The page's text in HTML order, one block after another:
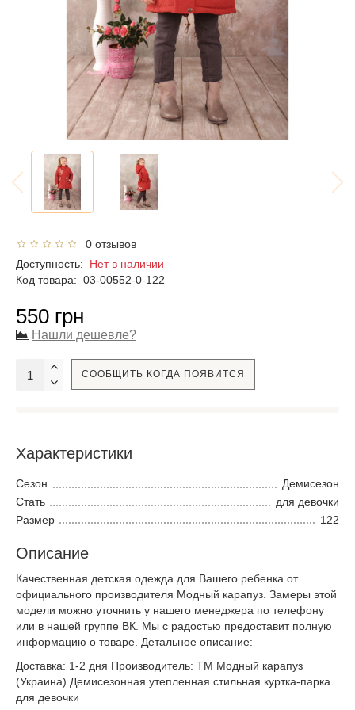
0 отзывов
Доступность: Нет в наличии
Код товара: 03-00552-0-122
550 грн
Нашли дешевле?
СООБЩИТЬ КОГДА ПОЯВИТСЯ
Характеристики
Сезон
Демисезон
Стать
для девочки
Размер
122
Описание
Качественная детская одежда для Вашего ребенка от
официального производителя Модный карапуз. Замеры этой
модели можно уточнить у нашего менеджера по телефону
или в нашей группе ВК. Мы с радостью предоставит полную
информацию о товаре. Детальное описание:
Доставка: 1-2 дня Производитель: ТМ Модный карапуз
(Украина) Демисезонная утепленная стильная куртка-парка
для девочки